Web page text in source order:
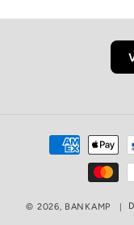
© 2026, BANKAMP